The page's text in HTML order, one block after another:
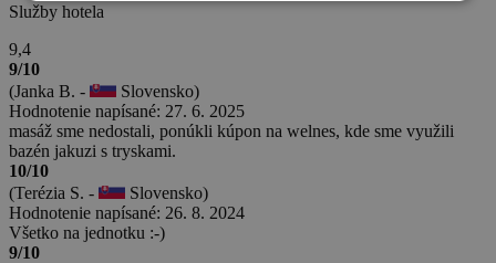
Služby hotela
9,4
9/10
(Janka B. -
Slovensko)
Hodnotenie napísané: 27. 6. 2025
masáž sme nedostali, ponúkli kúpon na welnes, kde sme využili
bazén jakuzi s tryskami.
10/10
(Terézia S. -
Slovensko)
Hodnotenie napísané: 26. 8. 2024
Všetko na jednotku :-)
9/10